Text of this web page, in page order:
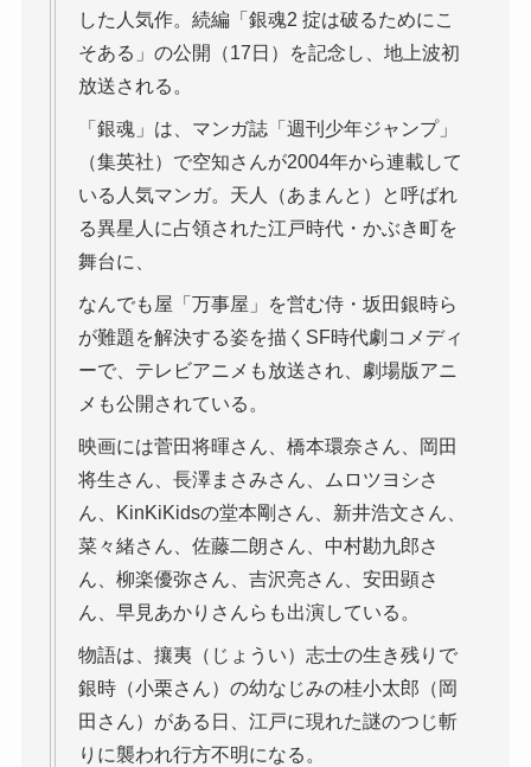
した人気作。続編「銀魂2 掟は破るためにこ
そある」の公開（17日）を記念し、地上波初
放送される。
「銀魂」は、マンガ誌「週刊少年ジャンプ」
（集英社）で空知さんが2004年から連載して
いる人気マンガ。天人（あまんと）と呼ばれ
る異星人に占領された江戸時代・かぶき町を
舞台に、
なんでも屋「万事屋」を営む侍・坂田銀時ら
が難題を解決する姿を描くSF時代劇コメディ
ーで、テレビアニメも放送され、劇場版アニ
メも公開されている。
映画には菅田将暉さん、橋本環奈さん、岡田
将生さん、長澤まさみさん、ムロツヨシさ
ん、KinKiKidsの堂本剛さん、新井浩文さん、
菜々緒さん、佐藤二朗さん、中村勘九郎さ
ん、柳楽優弥さん、吉沢亮さん、安田顕さ
ん、早見あかりさんらも出演している。
物語は、攘夷（じょうい）志士の生き残りで
銀時（小栗さん）の幼なじみの桂小太郎（岡
田さん）がある日、江戸に現れた謎のつじ斬
りに襲われ行方不明になる。